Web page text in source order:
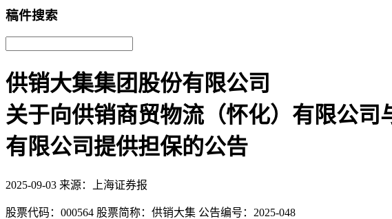
稿件搜索
供销大集集团股份有限公司
关于向供销商贸物流（怀化）有限公司
有限公司提供担保的公告
2025-09-03 来源：上海证券报
股票代码：000564 股票简称：供销大集 公告编号：2025-048